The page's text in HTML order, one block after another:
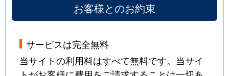
お客様とのお約束
サービスは完全無料
当サイトの利用料はすべて無料です。当サイ